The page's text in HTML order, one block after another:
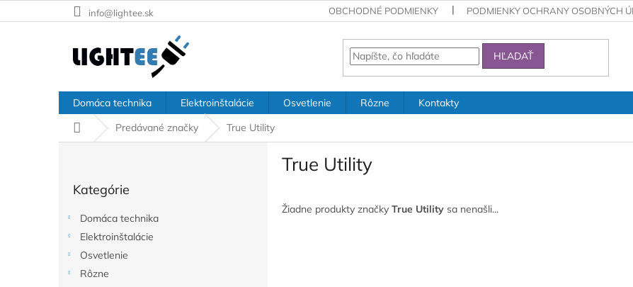
na
info@lightee.sk OBCHODNÉ PODMIENKY PODMIENKY OCHRANY OSOBNÝCH
HĽADAŤ
Domáca technika Elektroinštalácie Osvetlenie Rôzne
Kontakty
DomovPredávané značky True Utility
kategórie
Kategórie
Domáca technika
Elektroinštalácie
Osvetlenie
Rôzne
True Utility
Žiadne produkty značky True Utility sa nenašli...